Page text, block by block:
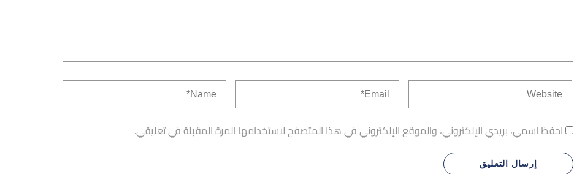
احفظ اسمي، بريدي الإلكتروني، والموقع الإلكتروني في هذا المتصفح لاستخدامها المرة المقبلة في تعليقي.